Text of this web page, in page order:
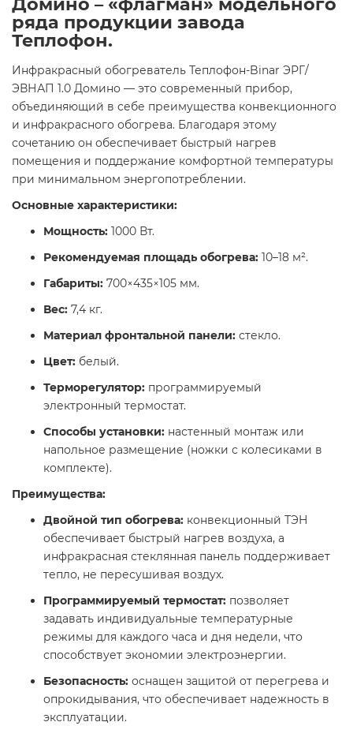
ряда продукции завода
Теплофон.
Инфракрасный обогреватель Теплофон-Binar ЭРГ/
ЭВНАП 1.0 Домино — это современный прибор,
объединяющий в себе преимущества конвекционного
и инфракрасного обогрева. Благодаря этому
сочетанию он обеспечивает быстрый нагрев
помещения и поддержание комфортной температуры
при минимальном энергопотреблении.​
Основные характеристики:
Мощность: 1000 Вт.​
Рекомендуемая площадь обогрева: 10–18 м².​
Габариты: 700×435×105 мм.​
Вес: 7,4 кг.​
Материал фронтальной панели: стекло.​
Цвет: белый.​
Терморегулятор: программируемый
электронный термостат.​
Способы установки: настенный монтаж или
напольное размещение (ножки с колесиками в
комплекте).​
Преимущества:
Двойной тип обогрева: конвекционный ТЭН
обеспечивает быстрый нагрев воздуха, а
инфракрасная стеклянная панель поддерживает
тепло, не пересушивая воздух.
Программируемый термостат: позволяет
задавать индивидуальные температурные
режимы для каждого часа и дня недели, что
способствует экономии электроэнергии.​
Безопасность: оснащен защитой от перегрева и
опрокидывания, что обеспечивает надежность в
эксплуатации.​